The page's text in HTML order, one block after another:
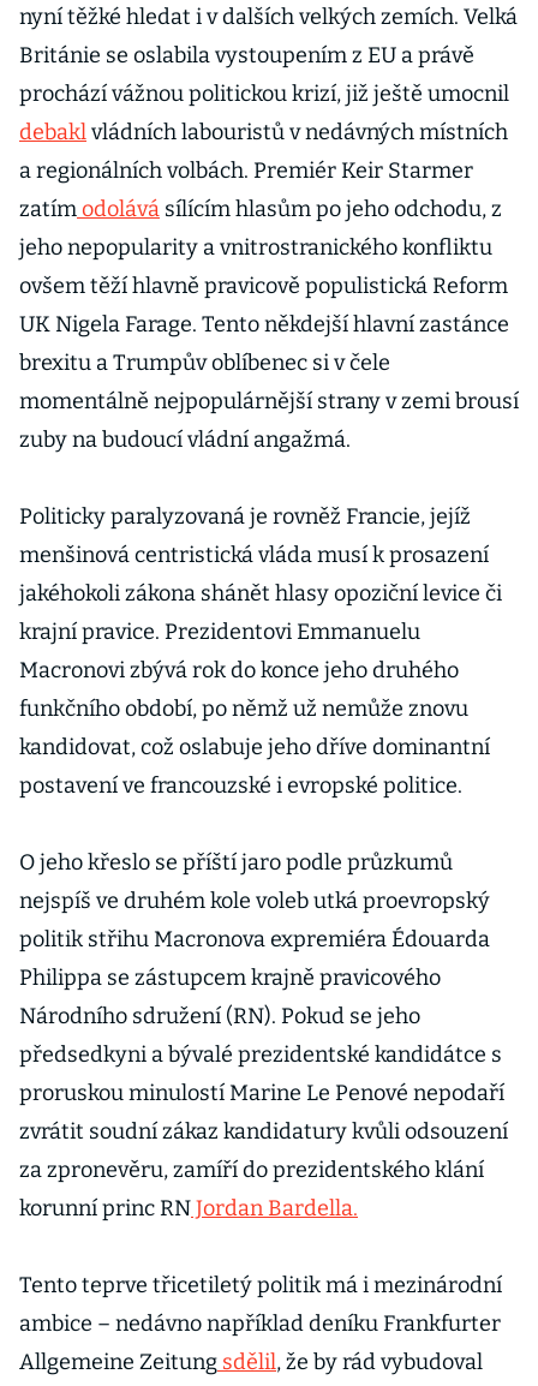
nyní těžké hledat i v dalších velkých zemích. Velká
Británie se oslabila vystoupením z EU a právě
prochází vážnou politickou krizí, již ještě umocnil
debaklvládních labouristů v nedávných místních
a regionálních volbách. Premiér Keir Starmer
zatímodolává sílícím hlasům po jeho odchodu, z
jeho nepopularity a vnitrostranického konfliktu
ovšem těží hlavně pravicově populistická Reform
UK Nigela Farage. Tento někdejší hlavní zastánce
brexitu a Trumpův oblíbenec si v čele
momentálně nejpopulárnější strany v zemi brousí
zuby na budoucí vládní angažmá.
Politicky paralyzovaná je rovněž Francie, jejíž
menšinová centristická vláda musí k prosazení
jakéhokoli zákona shánět hlasy opoziční levice či
krajní pravice. Prezidentovi Emmanuelu
Macronovi zbývá rok do konce jeho druhého
funkčního období, po němž už nemůže znovu
kandidovat, což oslabuje jeho dříve dominantní
postavení ve francouzské i evropské politice.
O jeho křeslo se příští jaro podle průzkumů
nejspíš ve druhém kole voleb utká proevropský
politik střihu Macronova expremiéra Édouarda
Philippa se zástupcem krajně pravicového
Národního sdružení (RN). Pokud se jeho
předsedkyni a bývalé prezidentské kandidátce s
proruskou minulostí Marine Le Penové nepodaří
zvrátit soudní zákaz kandidatury kvůli odsouzení
za zpronevěru, zamíří do prezidentského klání
korunní princ RNJordan Bardella.
Tento teprve třicetiletý politik má i mezinárodní
ambice – nedávno například deníku Frankfurter
Allgemeine Zeitung sdělil, že by rád vybudoval